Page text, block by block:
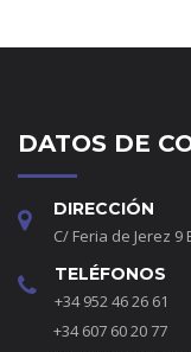
DATOS DE
DIRECCIÓN
C/ Feria de Jerez 9
TELÉFONOS
+34 952 46 26 61
+34 607 60 20 77